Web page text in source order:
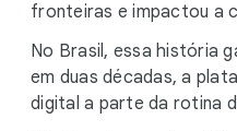
fronteiras e impactou a
No Brasil, essa história
em duas décadas, a
digital a parte da rotina